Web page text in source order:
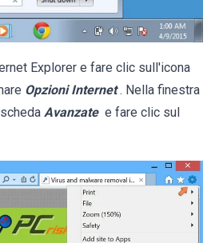
Explorer e fare clic sull'icona
Opzioni Internet . Nella finestra
Avanzate e fare clic sul